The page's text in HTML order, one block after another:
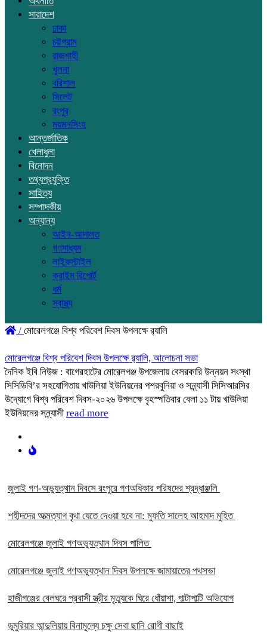
সারাদেশ
ঢাকা
চট্টগ্রাম
রাজশাহী
খুলনা
বরিশাল
সিলেট
রংপুর
ময়মনসিংহ
আন্তর্জাতিক
খেলাধুলা
বিনোদন
তথ্যপ্রযুক্তি
সাহিত্য
সম্পাদকীয়
অন্যান্য
আইন-আদালত
গণমাধ্যম
লাইফস্টাইল
ক্রাইম রিপোর্ট
ধর্ম
স্বাস্থ্য
/ মোরেলগঞ্জে বিশ্ব পরিবেশ দিবস উপলক্ষে র‌্যালি
মোরেলগঞ্জে বিশ্ব পরিবেশ দিবস উপলক্ষে র‌্যালি, আলোচনা সভা
দৈনিক ইবি নিউজ : বাগেরহাটের মোরেলগঞ্জ উপজেলায় বেসরকারি উন্নয়ন সংস্থা
সিসিডিবি’র সহযোগিতায় খাউলিয়া ইউনিয়নের পশরবুনিয়া ও সন্ন্যাসী সিসিআরসির
উদ্যোগে বিশ্ব পরিবেশ দিবস-২০২৬ উপলক্ষে বৃহস্পতিবার বেলা ১১ টায় খাউলিয়া
ইউনিয়নের সন্ন্যাসী read more
‎জুলাই গণ-অভ্যুত্থান দিবসে রংপুরে গণঅধিকার পরিষদের শ্রদ্ধাঞ্জলি ‎
‎শহীদদের আত্মত্যাগ বৃথা যেতে দেওয়া হবে না: মুফতি সালেহ আহমাদ মুহিত ‎
মোরেলগঞ্জে জুলাই গণঅভ্যুত্থান দিবস পালিত
মোরেলগঞ্জে জুলাই গণঅভ্যুত্থান দিবস উপলক্ষে জামায়াতের পথসভা
হাজীগঞ্জের বেলঘরে প্রবাসী স্ত্রীর মৃত্যুকে ঘিরে ধোঁয়াশা, পাল্টাপাল্টি অভিযোগ
ডুমুরিয়ার আন্দুলিয়ায় বিনামূল্যে চক্ষু সেবা ছানি রোগী বাছাই